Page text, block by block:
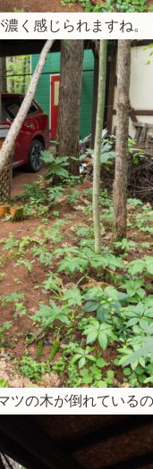
く感じられますね。
の木が倒れている